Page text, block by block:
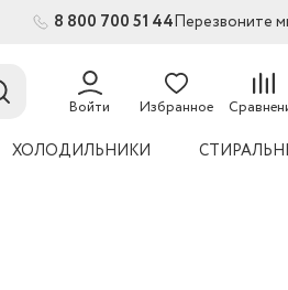
8 800 700 51 44Перезвоните
Войти Избранное
54
ХОЛОДИЛЬНИКИ